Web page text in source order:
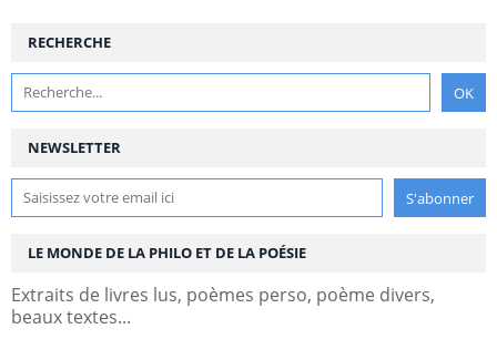
NEWSLETTER
RECHERCHE
LE MONDE DE LA PHILO ET DE LA POÉSIE
Extraits de livres lus, poèmes perso, poème divers,
beaux textes...